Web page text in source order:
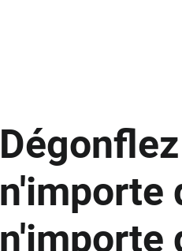
Dégonflez
n'importe
n'importe